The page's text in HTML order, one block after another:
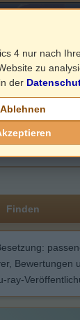
Finden
Bewertungen
ray-
4 nur nach
zu
der
Ablehnen